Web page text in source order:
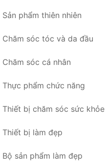
Sản phẩm thiên nhiên
Chăm sóc tóc và da đầu
Chăm sóc cá nhân
Thực phẩm chức năng
Thiết bị chăm sóc sức khỏe
Thiết bị làm đẹp
Bộ sản phẩm làm đẹp